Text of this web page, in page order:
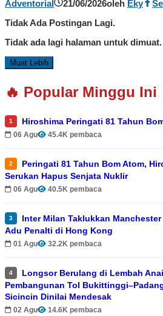
Adventorial
21/06/2026oleh Eky
Tidak Ada Postingan Lagi.
Tidak ada lagi halaman untuk dimuat.
Muat Lebih
🔥 Popular Minggu Ini
1 Hiroshima Peringati 81 Tahun
06 Agu 45.4K pembaca
2
Peringati 81 Tahun Bom Atom,
Serukan Hapus Senjata Nuklir
06 Agu 40.5K pembaca
3
Inter Milan Taklukkan
Adu Penalti di Hong Kong
01 Agu 32.2K pembaca
4
Longsor Berulang di Lembah Anai,
Pembangunan Tol
Sicincin Dinilai Mendesak
02 Agu 14.6K pembaca